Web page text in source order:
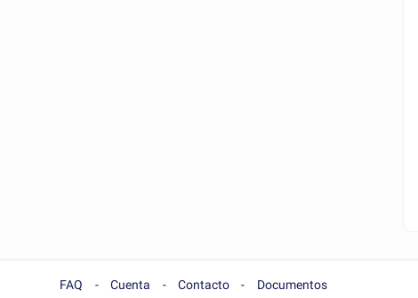
FAQ Cuenta Contacto Documentos